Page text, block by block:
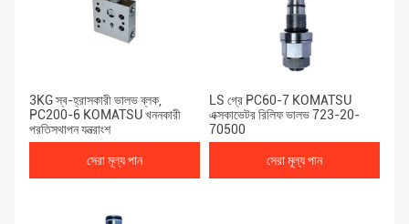
3KG স্ব-হ্রাসকারী ভালভ ব্লক,
PC200-6 KOMATSU খননকারী
প্রতিস্থাপন যন্ত্রাংশ
সেরা মূল্য পান
LS গ্রে PC60-7 KOMATSU
এক্সকাভেটর রিলিফ ভালভ 723-20-
70500
সেরা মূল্য পান